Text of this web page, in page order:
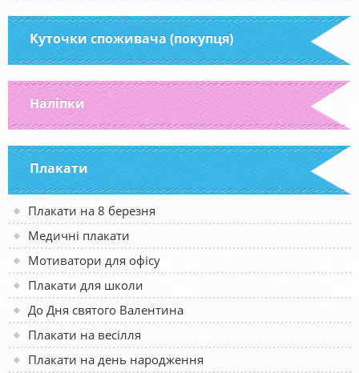
Куточки споживача (покупця)
Наліпки
Плакати
Плакати на 8 березня
Медичні плакати
Мотиватори для офісу
Плакати для школи
До Дня святого Валентина
Плакати на весілля
Плакати на день народження